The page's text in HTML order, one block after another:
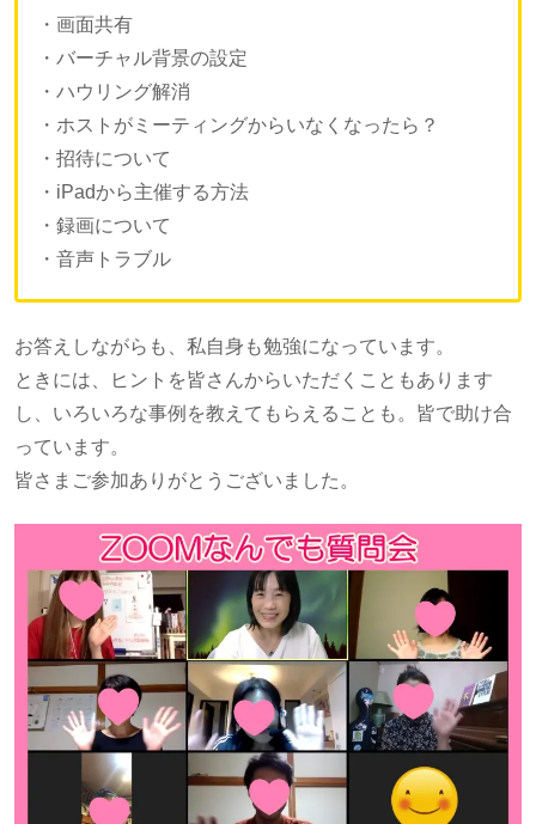
・画面共有
・バーチャル背景の設定
・ハウリング解消
・ホストがミーティングからいなくなったら？
・招待について
・iPadから主催する方法
・録画について
・音声トラブル
お答えしながらも、私自身も勉強になっています。
ときには、ヒントを皆さんからいただくこともあります
し、いろいろな事例を教えてもらえることも。皆で助け合
っています。
皆さまご参加ありがとうございました。